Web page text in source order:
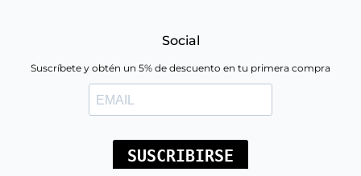
Social
Suscríbete y obtén un 5% de descuento en tu primera compra